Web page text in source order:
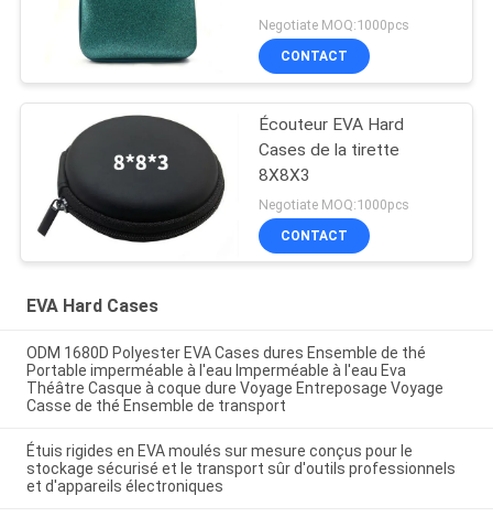
Negotiate MOQ:1000pcs
CONTACT
Écouteur EVA Hard
Cases de la tirette
8X8X3
Negotiate MOQ:1000pcs
CONTACT
EVA Hard Cases
ODM 1680D Polyester EVA Cases dures Ensemble de thé
Portable imperméable à l'eau Imperméable à l'eau Eva
Théâtre Casque à coque dure Voyage Entreposage Voyage
Casse de thé Ensemble de transport
Étuis rigides en EVA moulés sur mesure conçus pour le
stockage sécurisé et le transport sûr d'outils professionnels
et d'appareils électroniques